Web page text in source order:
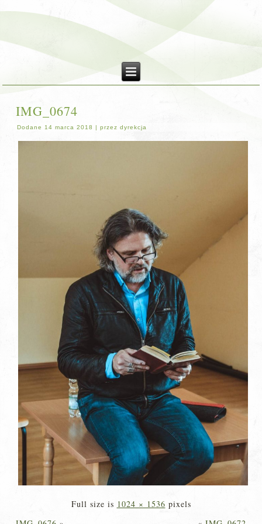
IMG_0674
Dodane 14 marca 2018 |przez dyrekcja
Full size is 1024 × 1536 pixels